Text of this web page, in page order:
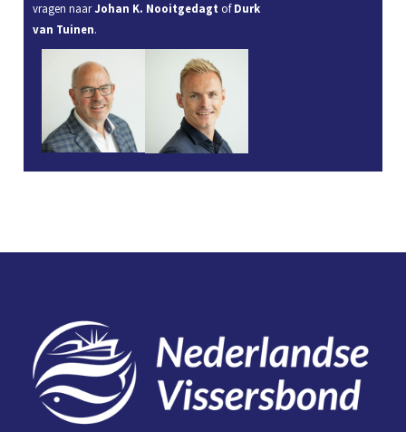
vragen naarJohan K. Nooitgedagt ofDurk
van Tuinen.